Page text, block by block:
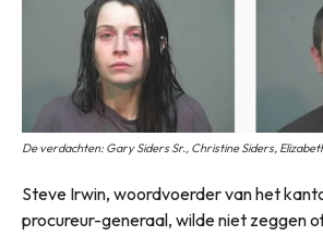
De verdachten: Gary Siders Sr., Christine Siders,
Steve Irwin, woordvoerder van het
procureur-generaal, wilde niet zeggen